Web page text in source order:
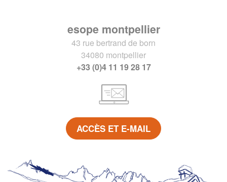
esope montpellier
43 rue bertrand de born
34080 montpellier
+33 (0)4 11 19 28 17
ACCÈS ET E-MAIL